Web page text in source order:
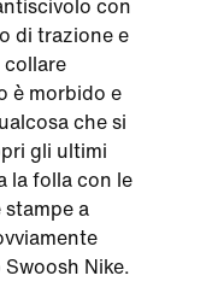
con
di trazione e
collare
è morbido e
che si
gli ultimi
la folla con le
stampe a
Nike.